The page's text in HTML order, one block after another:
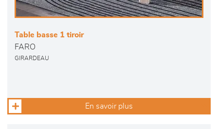
Table basse 1 tiroir
FARO
GIRARDEAU
En savoir plus